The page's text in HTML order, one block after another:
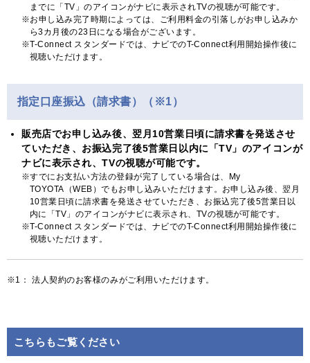
までに「TV」のアイコンがナビに表示されTVの視聴が可能です。
お申し込み完了時期によっては、ご利用料金の引落しがお申し込みか
ら3カ月後の23日になる場合がございます。
T-Connect スタンダードでは、ナビでのT-Connect利用開始操作後に
視聴いただけます。
指定口座振込（請求書）（※1）
販売店でお申し込み後、翌月10営業日頃に請求書を発送させ
ていただき、お振込完了後5営業日以内に「TV」のアイコンが
ナビに表示され、TVの視聴が可能です。
すでにお支払い方法の登録が完了している場合は、My
TOYOTA（WEB）でもお申し込みいただけます。お申し込み後、翌月
10営業日頃に請求書を発送させていただき、お振込完了後5営業日以
内に「TV」のアイコンがナビに表示され、TVの視聴が可能です。
T-Connect スタンダードでは、ナビでのT-Connect利用開始操作後に
視聴いただけます。
※1： 法人契約のお客様のみがご利用いただけます。
こちらもご覧ください